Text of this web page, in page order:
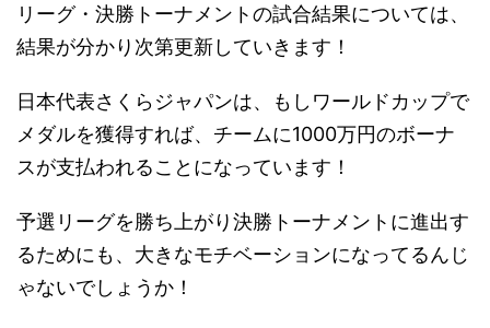
リーグ・決勝トーナメントの試合結果については、
結果が分かり次第更新していきます！
日本代表さくらジャパンは、もしワールドカップで
メダルを獲得すれば、チームに1000万円のボーナ
スが支払われることになっています！
予選リーグを勝ち上がり決勝トーナメントに進出す
るためにも、大きなモチベーションになってるんじ
ゃないでしょうか！